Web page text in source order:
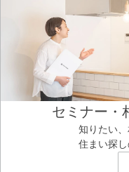
セミナー・
知りたい
住まい探